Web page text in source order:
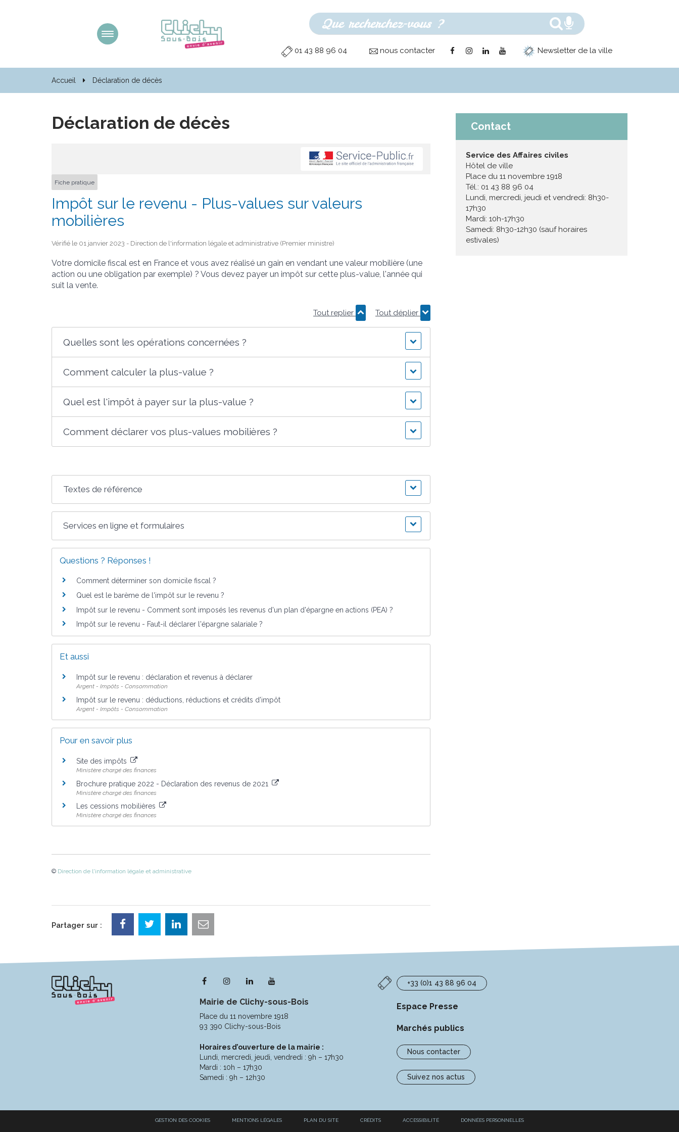
Rechercher
Recherche
01 43 88 96 04 nous contacter
Lien
Facebook
Lien
Instagram
Lien
LinkedinYoutube
Newsletter de la ville
Aller
navigation
Accueil Déclaration de décès
Déclaration de décès
Fiche pratique
Impôt sur le revenu - Plus-values sur valeurs
mobilières
Vérifié le 01 janvier 2023 - Direction de l'information légale et administrative (Premier ministre)
Votre domicile fiscal est en France et vous avez réalisé un gain en vendant une valeur mobilière (une
action ou une obligation par exemple) ? Vous devez payer un impôt sur cette plus-value, l'année qui
suit la vente.
Tout replier Tout déplier
Quelles sont les opérations concernées ?
Comment calculer la plus-value ?
Quel est l'impôt à payer sur la plus-value ?
Comment déclarer vos plus-values mobilières ?
Textes de référence
Services en ligne et formulaires
Questions ? Réponses !
Comment déterminer son domicile fiscal ?
Quel est le barème de l'impôt sur le revenu ?
Impôt sur le revenu - Comment sont imposés les revenus d'un plan d'épargne en actions (PEA) ?
Impôt sur le revenu - Faut-il déclarer l'épargne salariale ?
Et aussi
Impôt sur le revenu : déclaration et revenus à déclarer
Argent - Impôts - Consommation
Impôt sur le revenu : déductions, réductions et crédits d'impôt
Argent - Impôts - Consommation
Pour en savoir plus
Site des impôts
Ministère chargé des finances
Brochure pratique 2022 - Déclaration des revenus de 2021
Ministère chargé des finances
Les cessions mobilières
Ministère chargé des finances
© Direction de l'information légale et administrative
Contact
Service des Affaires civiles
Hôtel de ville
Place du 11 novembre 1918
Tél.: 01 43 88 96 04
Lundi, mercredi, jeudi et vendredi: 8h30-
17h30
Mardi: 10h-17h30
Samedi: 8h30-12h30 (sauf horaires
estivales)
Partager sur :
Lien
le
compte
Facebook
Lien
le
compte
Instagram
Lien
le
compte
Linkedin
la
chaîne
Youtube
Mairie de Clichy-sous-Bois
Place du 11 novembre 1918
93 390 Clichy-sous-Bois
Horaires d’ouverture de la mairie :
Lundi, mercredi, jeudi, vendredi : 9h – 17h30
Mardi : 10h – 17h30
Samedi : 9h – 12h30
+33 (0)1 43 88 96 04
Espace Presse
Marchés publics
Nous contacter
Suivez nos actus
GESTION DES COOKIES MENTIONS LÉGALES PLAN DU SITE CRÉDITS ACCESSIBILITÉ DONNÉES PERSONNELLES